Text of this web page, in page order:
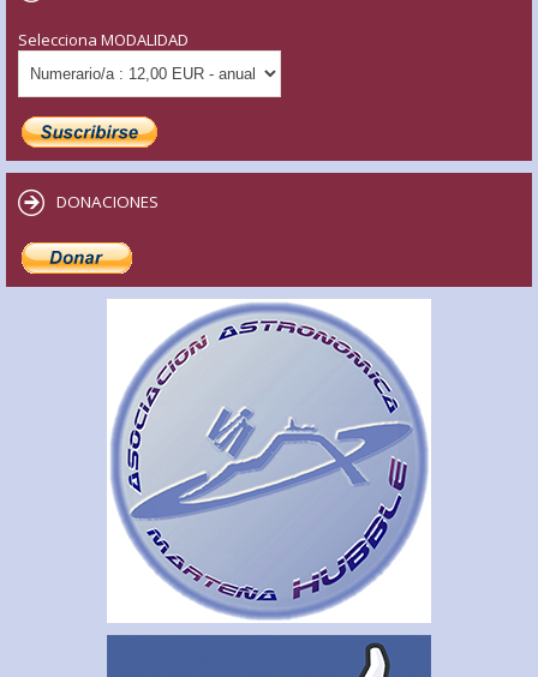
Selecciona MODALIDAD
DONACIONES